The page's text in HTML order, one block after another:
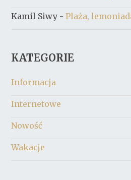
Kamil Siwy -Plaża,
KATEGORIE
Informacja
Internetowe
Nowość
Wakacje